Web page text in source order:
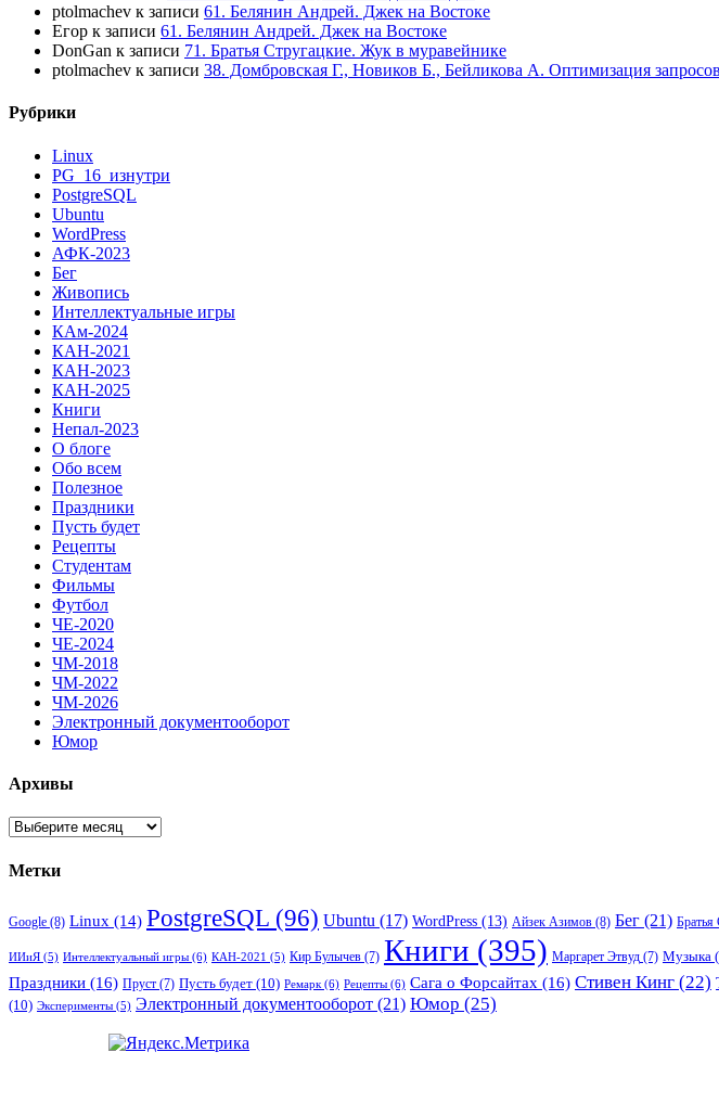
ptolmachev к записи 61. Белянин Андрей. Джек на Востоке
Егор к записи 61. Белянин Андрей. Джек на Востоке
DonGan к записи 71. Братья Стругацкие. Жук в муравейнике
ptolmachev к записи 38. Домбровская Г., Новиков Б., Бейликова А. Оптимизация
Рубрики
Linux
PG_16_изнутри
PostgreSQL
Ubuntu
WordPress
АФК-2023
Бег
Живопись
Интеллектуальные игры
КАм-2024
КАН-2021
КАН-2023
КАН-2025
Книги
Непал-2023
О блоге
Обо всем
Полезное
Праздники
Пусть будет
Рецепты
Студентам
Фильмы
Футбол
ЧЕ-2020
ЧЕ-2024
ЧМ-2018
ЧМ-2022
ЧМ-2026
Электронный документооборот
Юмор
Архивы
Архивы
Метки
Google (8) Linux (14) PostgreSQL (96) Ubuntu (17) WordPress (13) Айзек Азимов (8) Бег (21) Братья
ИИиЯ (5) Интеллектуальный игры (6) КАН-2021 (5) Кир Булычев (7) Книги (395) Маргарет Этвуд (7) Музыка
Праздники (16) Пруст (7) Пусть будет (10) Ремарк (6) Рецепты (6) Сага о Форсайтах (16) Стивен Кинг (22)
(10) Эксперименты (5) Электронный документооборот (21) Юмор (25)